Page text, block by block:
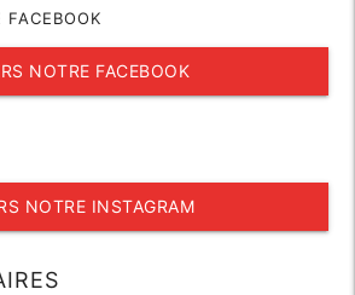
FACEBOOK
NOTRE FACEBOOK
NOTRE INSTAGRAM